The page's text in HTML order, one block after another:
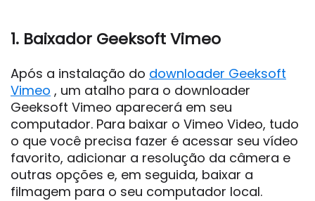
1. Baixador Geeksoft Vimeo
Após a instalação do downloader Geeksoft
Vimeo , um atalho para o downloader
Geeksoft Vimeo aparecerá em seu
computador. Para baixar o Vimeo Video, tudo
o que você precisa fazer é acessar seu vídeo
favorito, adicionar a resolução da câmera e
outras opções e, em seguida, baixar a
filmagem para o seu computador local.